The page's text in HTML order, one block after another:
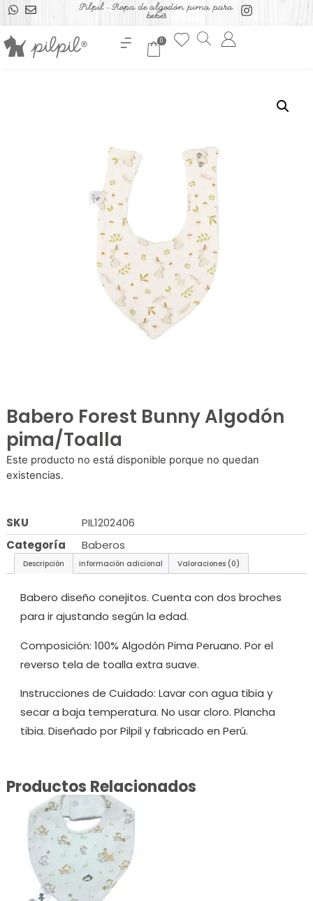
Pilpil - Ropa de algodón pima para
bebés
0
Babero Forest Bunny Algodón
pima/Toalla
Este producto no está disponible porque no quedan
existencias.
SKU
PIL1202406
Categoría
Baberos
Descripción Información adicional Valoraciones (0)
Babero diseño conejitos. Cuenta con dos broches
para ir ajustando según la edad.
Composición: 100% Algodón Pima Peruano. Por el
reverso tela de toalla extra suave.
Instrucciones de Cuidado: Lavar con agua tibia y
secar a baja temperatura. No usar cloro. Plancha
tibia. Diseñado por Pilpil y fabricado en Perú.
Productos Relacionados